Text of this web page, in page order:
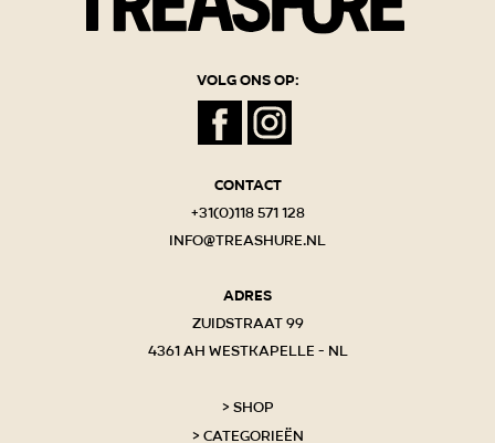
Volg ons op:
Contact
+31(0)118 571 128
info@treashure.nl
Adres
Zuidstraat 99
4361 AH Westkapelle - NL
Shop
Categorieën